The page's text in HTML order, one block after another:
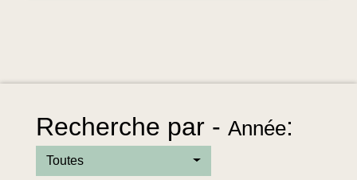
Recherche par - Année:
Toutes